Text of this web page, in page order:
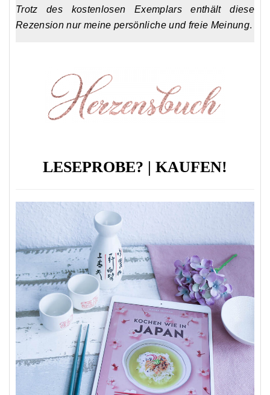
Trotz des kostenlosen Exemplars enthält diese
Rezension nur meine persönliche und freie Meinung.
LESEPROBE? | KAUFEN!